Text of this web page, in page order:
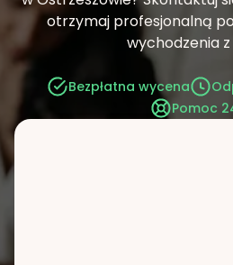
otrzymaj profesjonalną
wychodzenia
Bezpłatna wycena
Pomoc